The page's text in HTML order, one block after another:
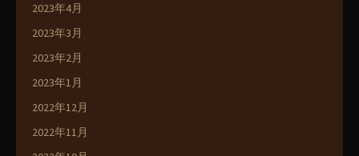
2023年4月
2023年3月
2023年2月
2023年1月
2022年12月
2022年11月